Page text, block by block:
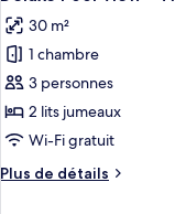
toutes
les
photos
pour
ce
type
chambre :
30 m²
1 chambre
3 personnes
2 lits jumeaux
Wi-Fi gratuit
Plus de détails
Plus